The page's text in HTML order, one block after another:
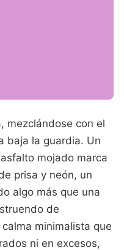
mezclándose con el
baja la guardia. Un
mojado marca
prisa y neón, un
algo más que una
de
minimalista que
ni en excesos,